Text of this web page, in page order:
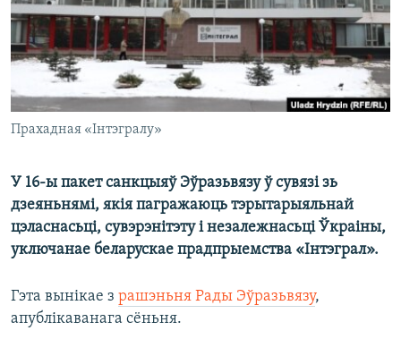
Прахадная «Інтэгралу»
У 16-ы пакет санкцыяў Эўразьвязу ў сувязі зь
дзеяньнямі, якія пагражаюць тэрытарыяльнай
цэласнасьці, сувэрэнітэту і незалежнасьці Ўкраіны,
уключанае беларускае прадпрыемства «Інтэграл».
Гэта вынікае з рашэньня Рады Эўразьвязу,
апублікаванага сёньня.